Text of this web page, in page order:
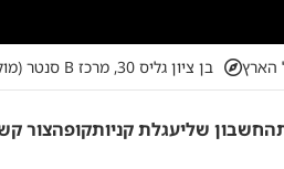
הארץ בן ציון גליס 30, מרכז B סנטר (מול רוזן אנד מינץ), פתח תקווה
החשבון שליעגלת קניותקופהצור